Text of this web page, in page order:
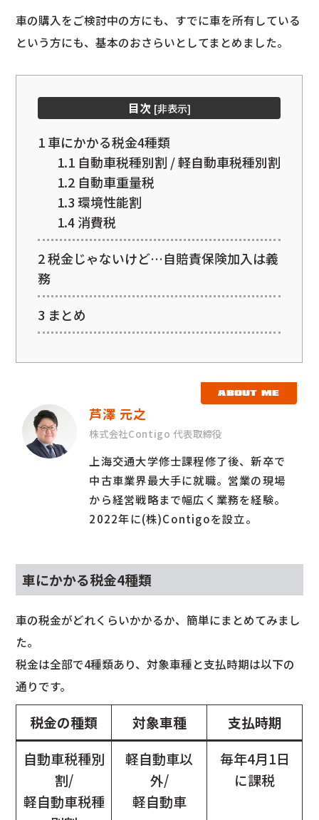
車の購入をご検討中の方にも、すでに車を所有している
という方にも、基本のおさらいとしてまとめました。
目次 [非表示]
1車にかかる税金4種類
1.1 自動車税種別割 / 軽自動車税種別割
1.2 自動車重量税
1.3環境性能割
1.4消費税
2税金じゃないけど…自賠責保険加入は義
務
3 まとめ
ABOUT ME
芦澤 元之
株式会社Contigo 代表取締役
上海交通大学修士課程修了後、新卒で
中古車業界最大手に就職。営業の現場
から経営戦略まで幅広く業務を経験。
2022年に(株)Contigoを設立。
車にかかる税金4種類
車の税金がどれくらいかかるか、簡単にまとめてみまし
た。
税金は全部で4種類あり、対象車種と支払時期は以下の
通りです。
税金の種類 対象車種
支払時期
自動車税種別
割/
軽自動車税種
軽自動車以
外/
軽自動車
毎年4月1日
に課税